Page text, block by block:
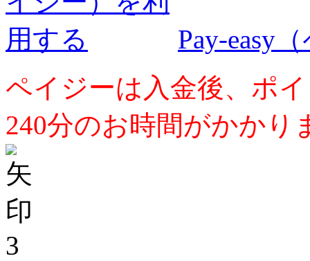
Pay-easy
ペイジーは入金後、ポ
240分のお時間がかかり
3